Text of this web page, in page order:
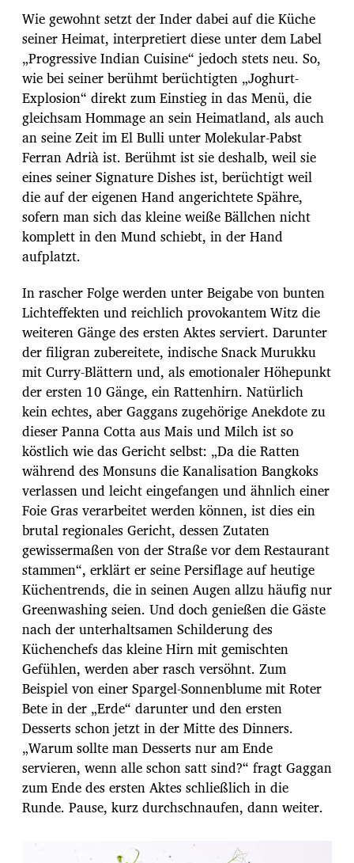
Wie gewohnt setzt der Inder dabei auf die Küche
seiner Heimat, interpretiert diese unter dem Label
„Progressive Indian Cuisine“ jedoch stets neu. So,
wie bei seiner berühmt berüchtigten „Joghurt-
Explosion“ direkt zum Einstieg in das Menü, die
gleichsam Hommage an sein Heimatland, als auch
an seine Zeit im El Bulli unter Molekular-Pabst
Ferran Adrià ist. Berühmt ist sie deshalb, weil sie
eines seiner Signature Dishes ist, berüchtigt weil
die auf der eigenen Hand angerichtete Spähre,
sofern man sich das kleine weiße Bällchen nicht
komplett in den Mund schiebt, in der Hand
aufplatzt.
In rascher Folge werden unter Beigabe von bunten
Lichteffekten und reichlich provokantem Witz die
weiteren Gänge des ersten Aktes serviert. Darunter
der filigran zubereitete, indische Snack Murukku
mit Curry-Blättern und, als emotionaler Höhepunkt
der ersten 10 Gänge, ein Rattenhirn. Natürlich
kein echtes, aber Gaggans zugehörige Anekdote zu
dieser Panna Cotta aus Mais und Milch ist so
köstlich wie das Gericht selbst: „Da die Ratten
während des Monsuns die Kanalisation Bangkoks
verlassen und leicht eingefangen und ähnlich einer
Foie Gras verarbeitet werden können, ist dies ein
brutal regionales Gericht, dessen Zutaten
gewissermaßen von der Straße vor dem Restaurant
stammen“, erklärt er seine Persiflage auf heutige
Küchentrends, die in seinen Augen allzu häufig nur
Greenwashing seien. Und doch genießen die Gäste
nach der unterhaltsamen Schilderung des
Küchenchefs das kleine Hirn mit gemischten
Gefühlen, werden aber rasch versöhnt. Zum
Beispiel von einer Spargel-Sonnenblume mit Roter
Bete in der „Erde“ darunter und den ersten
Desserts schon jetzt in der Mitte des Dinners.
„Warum sollte man Desserts nur am Ende
servieren, wenn alle schon satt sind?“ fragt Gaggan
zum Ende des ersten Aktes schließlich in die
Runde. Pause, kurz durchschnaufen, dann weiter.